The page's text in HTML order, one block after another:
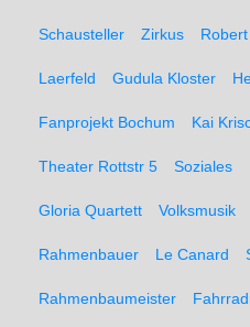
Schausteller Zirkus
Laerfeld Gudula Kloster
Fanprojekt Bochum Kai
Theater Rottstr 5 Soziales
Gloria Quartett Volksmusik
Rahmenbauer Le Canard
Rahmenbaumeister